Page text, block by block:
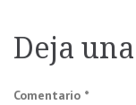
Deja
Comentario *